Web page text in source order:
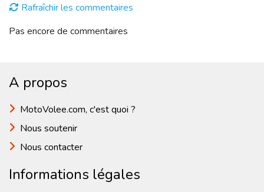
Rafraîchir les commentaires
Pas encore de commentaires
A propos
MotoVolee.com, c'est quoi ?
Nous soutenir
Nous contacter
Informations légales